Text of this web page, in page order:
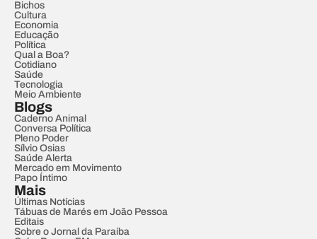
Bichos
Cultura
Economia
Educação
Política
Qual a Boa?
Cotidiano
Saúde
Tecnologia
Meio Ambiente
Blogs
Caderno Animal
Conversa Política
Pleno Poder
Sílvio Osias
Saúde Alerta
Mercado em Movimento
Papo Íntimo
Mais
Últimas Notícias
Tábuas de Marés em João Pessoa
Editais
Sobre o Jornal da Paraíba